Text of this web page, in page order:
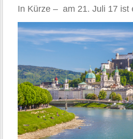
In Kürze – am 21. Juli 17 ist